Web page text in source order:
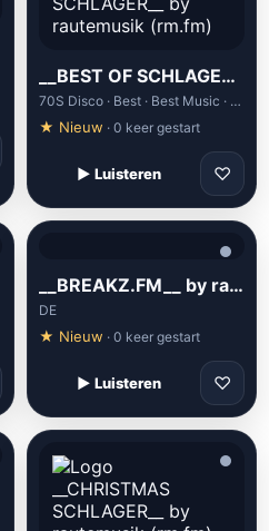
__BEST OF SCHLAGER__ by rautemusik (rm.fm)
70S Disco · Best · Best Music · Charts · Deutschland
★ Nieuw · 0 keer gestart
▶ Luisteren ♡
__BREAKZ.FM__ by rautemusik (rm.fm)
DE
★ Nieuw · 0 keer gestart
▶ Luisteren ♡